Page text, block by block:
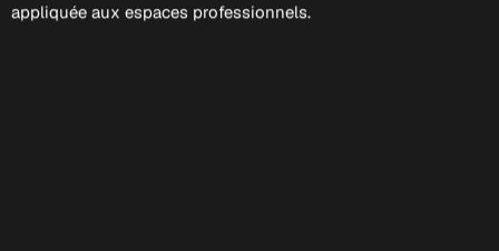
appliquée aux espaces professionnels.